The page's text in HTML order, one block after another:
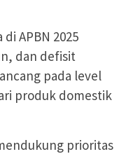
APBN 2025
dan defisit
pada level
produk domestik
prioritas